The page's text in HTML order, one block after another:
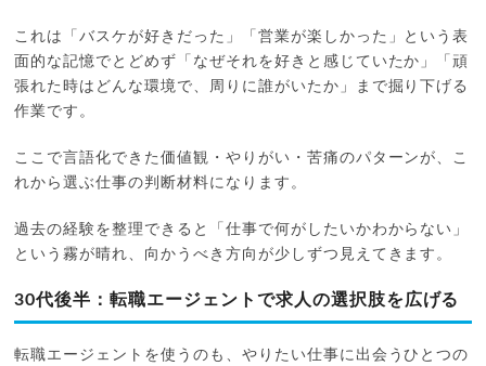
これは「バスケが好きだった」「営業が楽しかった」という表
面的な記憶でとどめず「なぜそれを好きと感じていたか」「頑
張れた時はどんな環境で、周りに誰がいたか」まで掘り下げる
作業です。
ここで言語化できた価値観・やりがい・苦痛のパターンが、こ
れから選ぶ仕事の判断材料になります。
過去の経験を整理できると「仕事で何がしたいかわからない」
という霧が晴れ、向かうべき方向が少しずつ見えてきます。
30代後半：転職エージェントで求人の選択肢を広げる
転職エージェントを使うのも、やりたい仕事に出会うひとつの